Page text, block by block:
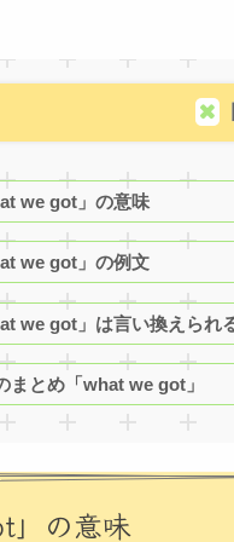
we got」の意味
we got」の例文
we got」は言い換えられ
まとめ「what we got」
」の意味